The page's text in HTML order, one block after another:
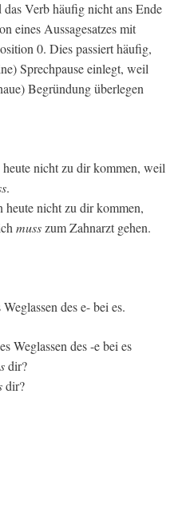
Verb häufig nicht ans Ende
eines Aussagesatzes mit
0. Dies passiert häufig,
Sprechpause einlegt, weil
Begründung überlegen
nicht zu dir kommen, weil
.
heute nicht zu dir kommen,
musszum Zahnarzt gehen.
des e- bei es.
Weglassen des -e bei es
dir?
dir?